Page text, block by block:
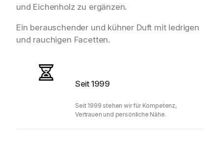
€
und Eichenholz zu ergänzen.
Ein berauschender und kühner Duft mit ledrigen
und rauchigen Facetten.
Seit 1999
Seit 1999 stehen wir für Kompetenz,
Vertrauen und persönliche Nähe.